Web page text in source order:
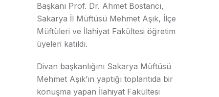
Başkanı Prof. Dr. Ahmet Bostancı,
Sakarya İl Müftüsü Mehmet Aşık, İlçe
Müftüleri ve İlahiyat Fakültesi öğretim
üyeleri katıldı.
Divan başkanlığını Sakarya Müftüsü
Mehmet Aşık’ın yaptığı toplantıda bir
konuşma yapan İlahiyat Fakültesi